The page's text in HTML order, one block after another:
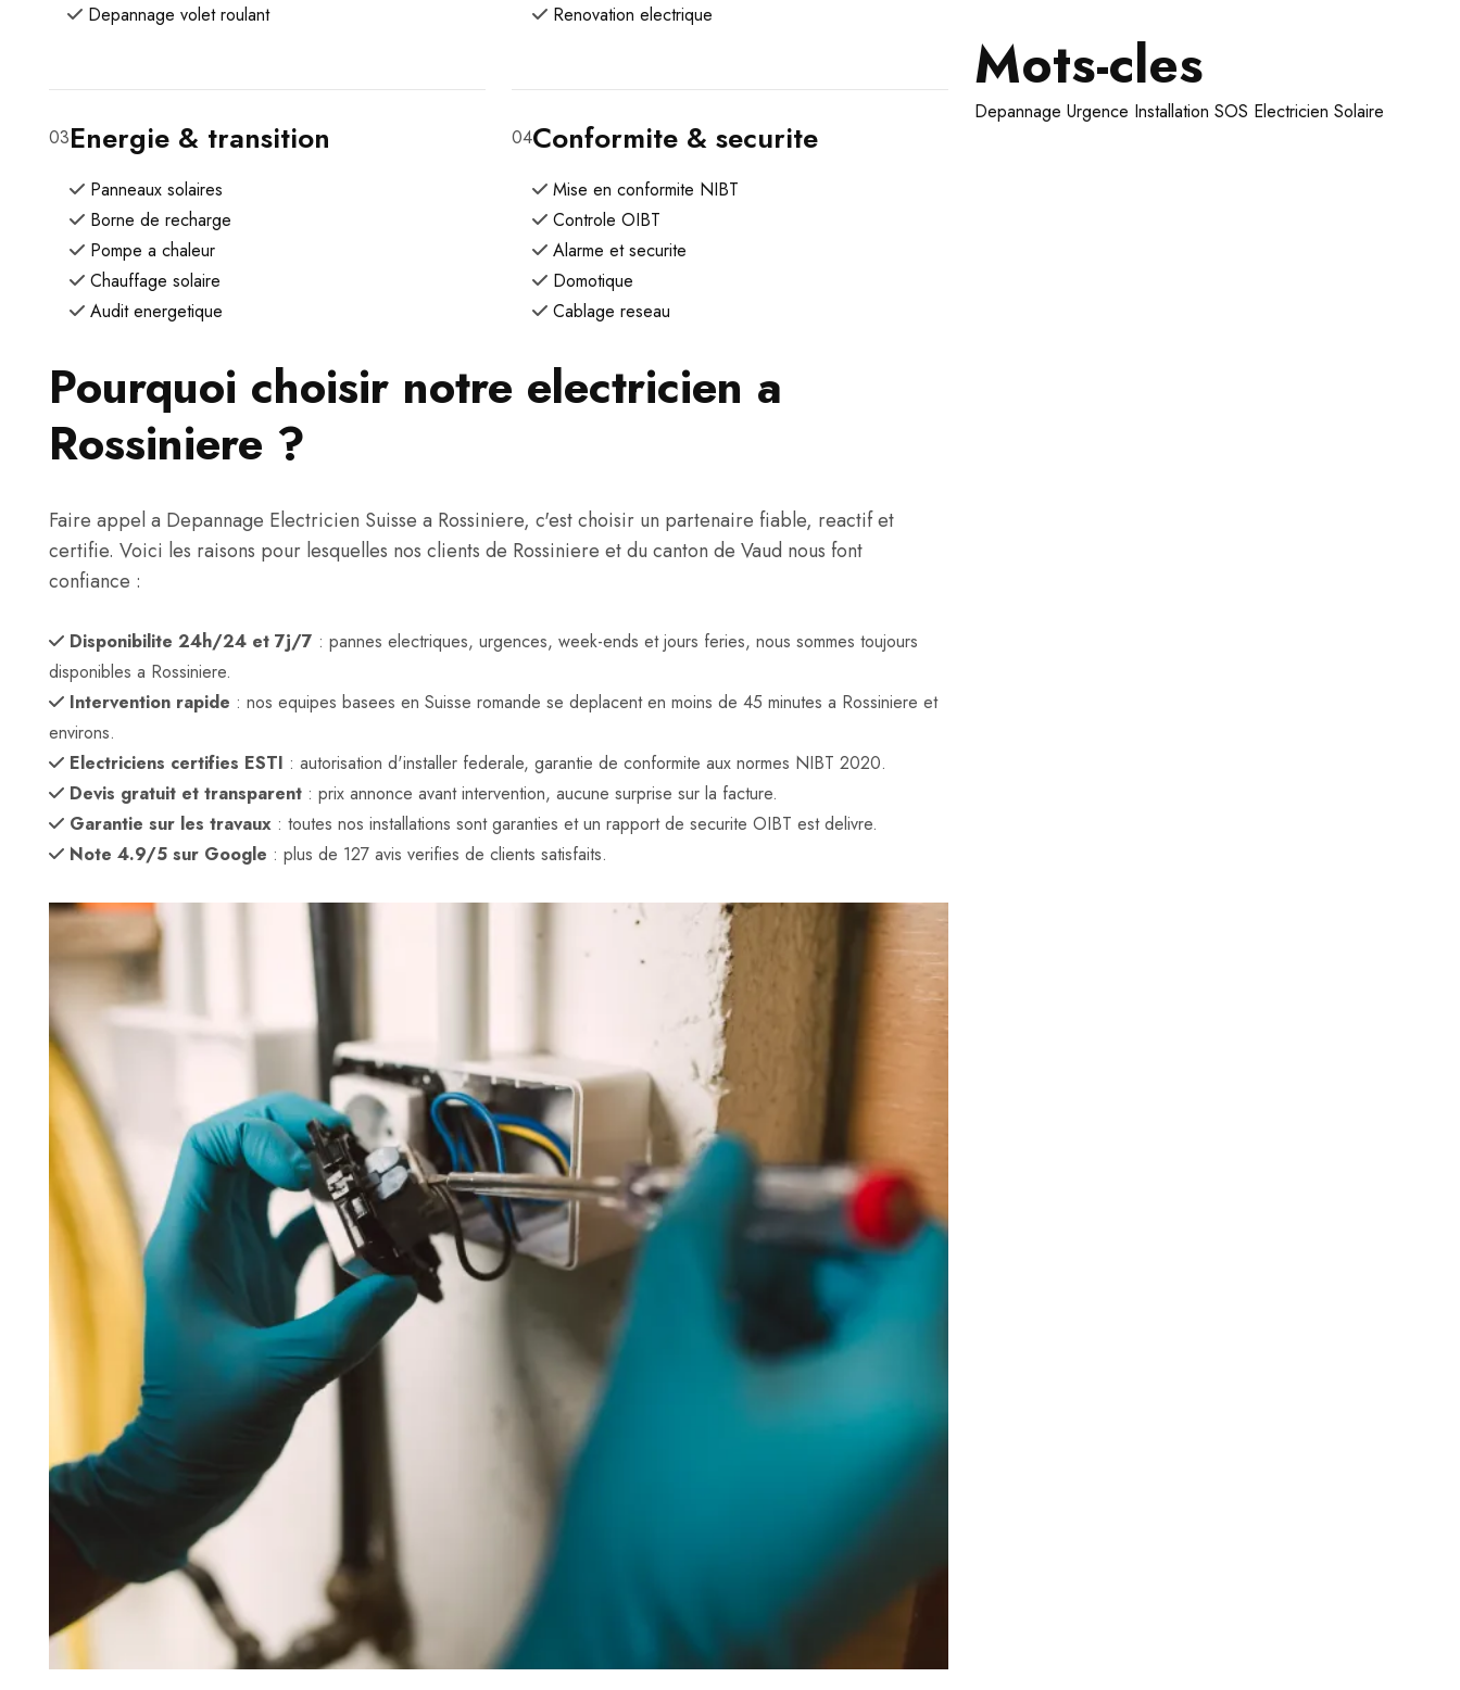
Depannage volet roulant
Renovation electrique
03Energie & transition
Panneaux solaires
Borne de recharge
Pompe a chaleur
Chauffage solaire
Audit energetique
04Conformite & securite
Mise en conformite NIBT
Controle OIBT
Alarme et securite
Domotique
Cablage reseau
Pourquoi choisir notre electricien a
Rossiniere ?
Faire appel a Depannage Electricien Suisse a Rossiniere, c'est choisir un partenaire fiable, reactif et
certifie. Voici les raisons pour lesquelles nos clients de Rossiniere et du canton de Vaud nous font
confiance :
Disponibilite 24h/24 et 7j/7 : pannes electriques, urgences, week-ends et jours feries, nous sommes toujours
disponibles a Rossiniere.
Intervention rapide : nos equipes basees en Suisse romande se deplacent en moins de 45 minutes a Rossiniere et
environs.
Electriciens certifies ESTI : autorisation d'installer federale, garantie de conformite aux normes NIBT 2020.
Devis gratuit et transparent : prix annonce avant intervention, aucune surprise sur la facture.
Garantie sur les travaux : toutes nos installations sont garanties et un rapport de securite OIBT est delivre.
Note 4.9/5 sur Google : plus de 127 avis verifies de clients satisfaits.
Mots-cles
Depannage Urgence Installation SOS Electricien Solaire